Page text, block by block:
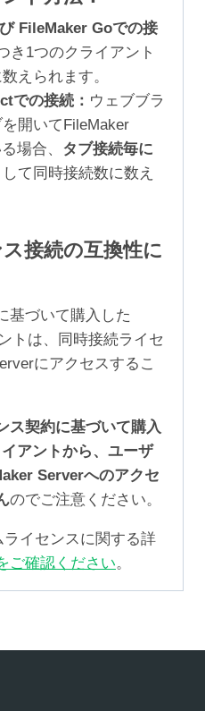
FileMaker Goでの接
き1つのクライアント
えられます。
での接続： ウェブブラ
開いてFileMaker
場合、 タブ接続毎に
して同時接続数に数え
ス接続の互換性に
基づいて購入した
トは、同時接続ライセ
にアクセスするこ
ス契約に基づいて購入
アントから、ユーザ
Serverへのアクセ
のでご注意ください。
イセンスに関する詳
ご確認ください。